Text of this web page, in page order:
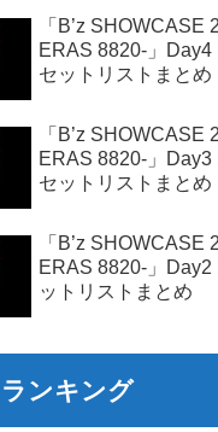
「B’z SHOWCASE
ERAS 8820-」Day4
セットリストまとめ
「B’z SHOWCASE
ERAS 8820-」Day3
セットリストまとめ
「B’z SHOWCASE
ERAS 8820-」Day2
ットリストまとめ
ンキング